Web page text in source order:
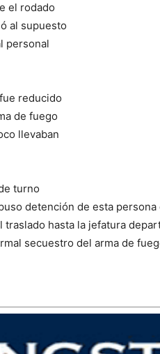
el rodado
al supuesto
personal
reducido
de fuego
llevaban
turno
detención de esta persona
hasta la jefatura
secuestro del arma de